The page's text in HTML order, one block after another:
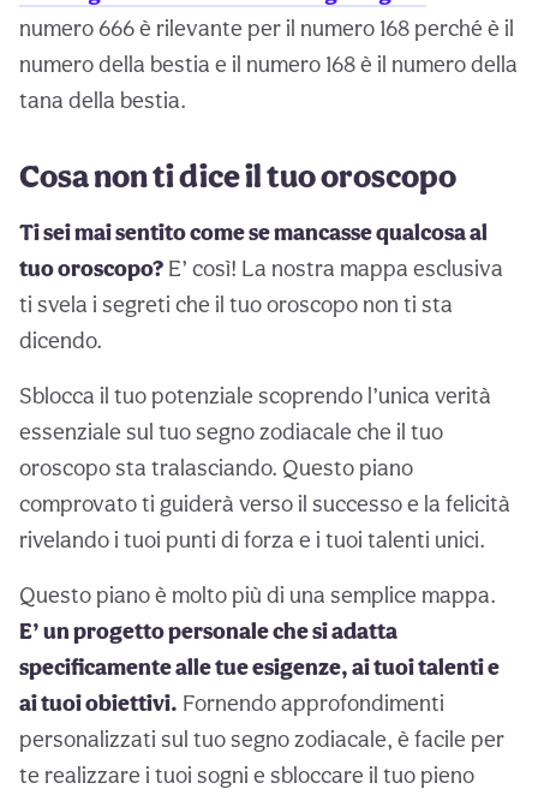
numero 666 è rilevante per il numero 168 perché è il
numero della bestia e il numero 168 è il numero della
tana della bestia.
Cosa non ti dice il tuo oroscopo
Ti sei mai sentito come se mancasse qualcosa al
tuo oroscopo? E’ così! La nostra mappa esclusiva
ti svela i segreti che il tuo oroscopo non ti sta
dicendo.
Sblocca il tuo potenziale scoprendo l’unica verità
essenziale sul tuo segno zodiacale che il tuo
oroscopo sta tralasciando. Questo piano
comprovato ti guiderà verso il successo e la felicità
rivelando i tuoi punti di forza e i tuoi talenti unici.
Questo piano è molto più di una semplice mappa.
E’ un progetto personale che si adatta
specificamente alle tue esigenze, ai tuoi talenti e
ai tuoi obiettivi. Fornendo approfondimenti
personalizzati sul tuo segno zodiacale, è facile per
te realizzare i tuoi sogni e sbloccare il tuo pieno